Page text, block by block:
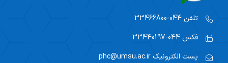
تلفن
فکس
پست الکترونیک